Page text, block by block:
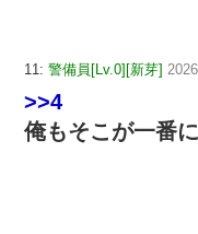
11: 警備員[Lv.0][新芽]
>>4
俺もそこが一番